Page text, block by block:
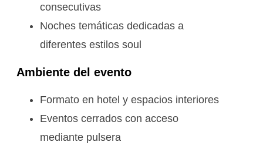
consecutivas
Noches temáticas dedicadas a
diferentes estilos soul
Ambiente del evento
Formato en hotel y espacios interiores
Eventos cerrados con acceso
mediante pulsera